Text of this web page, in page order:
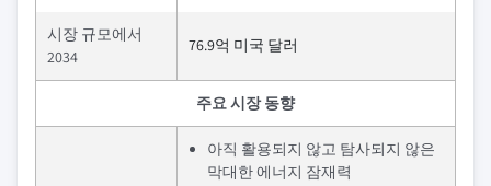
시장 규모에서
2034
76.9억 미국 달러
주요 시장 동향
아직 활용되지 않고 탐사되지 않은
막대한 에너지 잠재력